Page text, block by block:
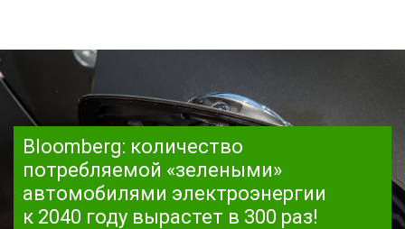
Bloomberg: количество
потребляемой «зелеными»
автомобилями электроэнергии
к 2040 году вырастет в 300 раз!